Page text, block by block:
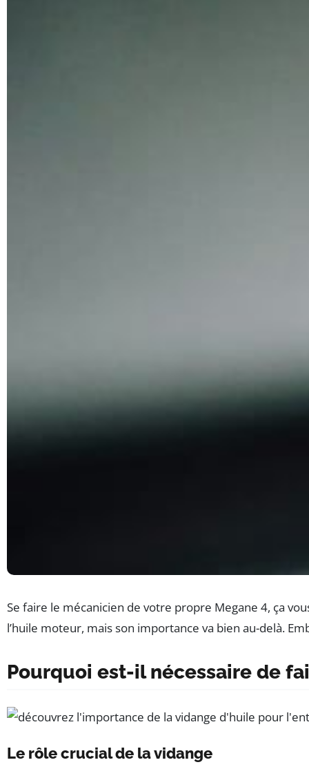
Se faire le mécanicien de votre propre Megane 4, ça
l’huile moteur, mais son importance va bien au-delà.
Pourquoi est-il nécessaire de
Le rôle crucial de la vidange